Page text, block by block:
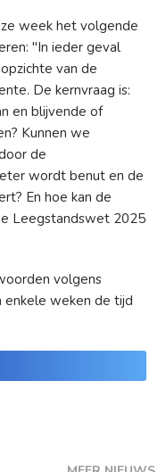
week het volgende
"In ieder geval
van de
De kernvraag is:
en blijvende of
Kunnen we
de
wordt benut en de
En hoe kan de
Leegstandswet 2025
volgens
enkele weken de tijd